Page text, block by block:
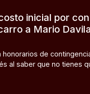
inicial por
a Mario
honorarios de
al saber que no tienes